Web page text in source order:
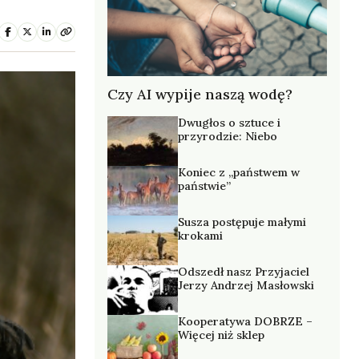
Czy AI wypije naszą wodę?
Dwugłos o sztuce i
przyrodzie: Niebo
Koniec z „państwem w
państwie”
Susza postępuje małymi
krokami
Odszedł nasz Przyjaciel
Jerzy Andrzej Masłowski
Kooperatywa DOBRZE –
Więcej niż sklep